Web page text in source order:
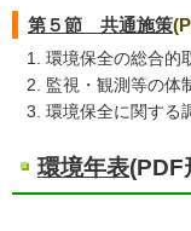
第５節 共通施策
環境保全の総合的
監視・観測等の体
環境保全に関する
環境年表